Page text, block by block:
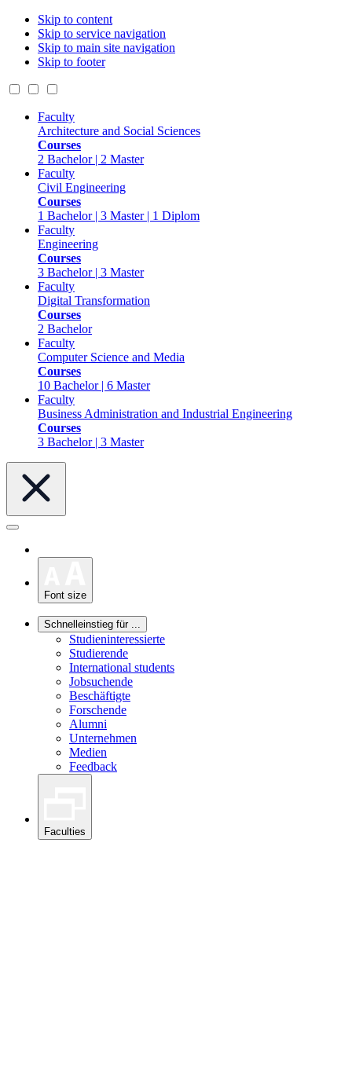
Skip to content
Skip to service navigation
Skip to main site navigation
Skip to footer
Faculty
Architecture and Social Sciences
Courses
2 Bachelor | 2 Master
Faculty
Civil Engineering
Courses
1 Bachelor | 3 Master | 1 Diplom
Faculty
Engineering
Courses
3 Bachelor | 3 Master
Faculty
Digital Transformation
Courses
2 Bachelor
Faculty
Computer Science and Media
Courses
10 Bachelor | 6 Master
Faculty
Business Administration and Industrial Engineering
Courses
3 Bachelor | 3 Master
Font size
Schnelleinstieg für ...
Studieninteressierte
Studierende
International students
Jobsuchende
Beschäftigte
Forschende
Alumni
Unternehmen
Medien
Feedback
Faculties